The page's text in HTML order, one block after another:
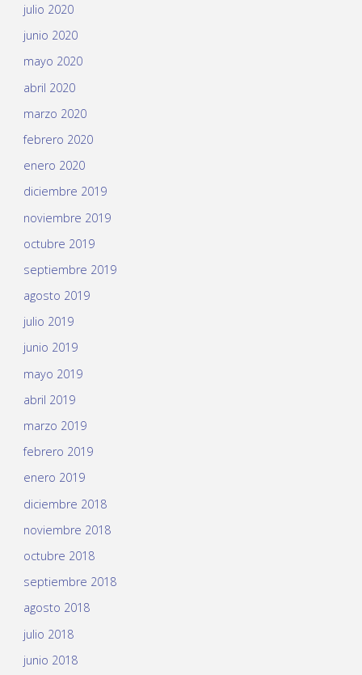
julio 2020
junio 2020
mayo 2020
abril 2020
marzo 2020
febrero 2020
enero 2020
diciembre 2019
noviembre 2019
octubre 2019
septiembre 2019
agosto 2019
julio 2019
junio 2019
mayo 2019
abril 2019
marzo 2019
febrero 2019
enero 2019
diciembre 2018
noviembre 2018
octubre 2018
septiembre 2018
agosto 2018
julio 2018
junio 2018